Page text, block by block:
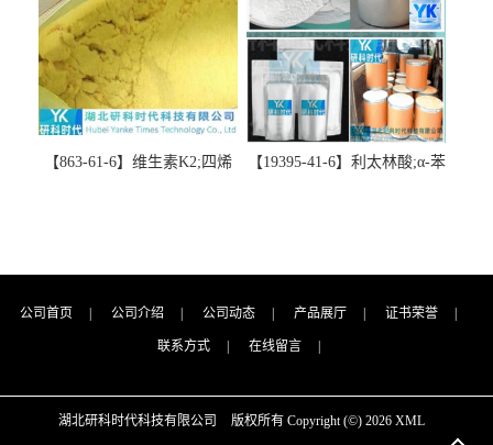
新！支持三方验证；支持定
制；检测图谱；MSDS等技术
支持！
制；检测图谱；MSDS等技术
支持！
【863-61-6】维生素K2;四烯
方验证 -业务咨询联系-王菲
【19395-41-6】利太林酸;α-苯
持三方验证；支持定制；检
公司首页 公司介绍 公司动态 产品展厅 证书荣誉
联系方式 在线留言
湖北研科时代科技有限公司 版权所有 Copyright (©) 2026 XML